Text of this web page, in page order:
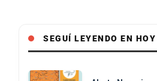
SEGUÍ LEYENDO EN HOY